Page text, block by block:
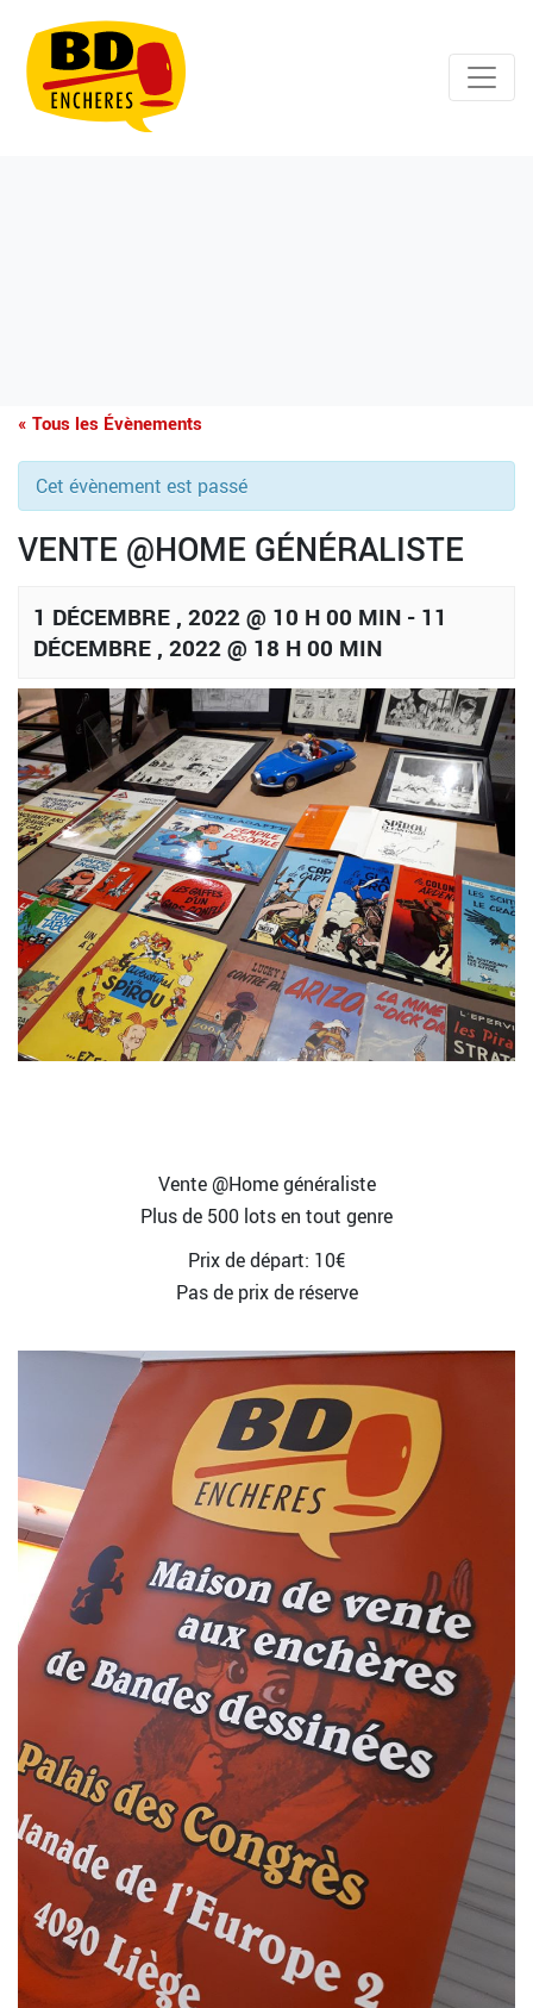
« Tous les Évènements
Cet évènement est passé
VENTE @HOME GÉNÉRALISTE
1 DÉCEMBRE , 2022 @ 10 H 00 MIN - 11
DÉCEMBRE , 2022 @ 18 H 00 MIN
Vente @Home généraliste
Plus de 500 lots en tout genre
Prix de départ: 10€
Pas de prix de réserve